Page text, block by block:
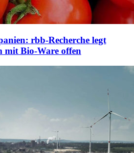
rbb-Recherche legt
mit Bio-Ware offen